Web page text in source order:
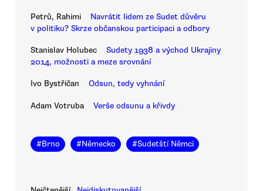
Petrů, Rahimi
Navrátit lidem ze Sudet důvěru
v politiku? Skrze občanskou participaci a odbory
Stanislav Holubec
Sudety 1938 a východ Ukrajiny
2014, možnosti a meze srovnání
Ivo Bystřičan Odsun, tedy vyhnání
Adam Votruba Verše odsunu a křivdy
#Brno #Německo #Sudetští Němci